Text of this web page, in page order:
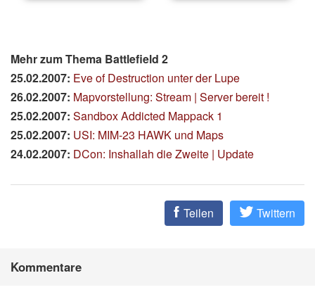
Mehr zum Thema Battlefield 2
25.02.2007: Eve of Destruction unter der Lupe
26.02.2007: Mapvorstellung: Stream | Server bereit !
25.02.2007: Sandbox Addicted Mappack 1
25.02.2007: USI: MIM-23 HAWK und Maps
24.02.2007: DCon: Inshallah die Zweite | Update
Teilen Twittern
Kommentare